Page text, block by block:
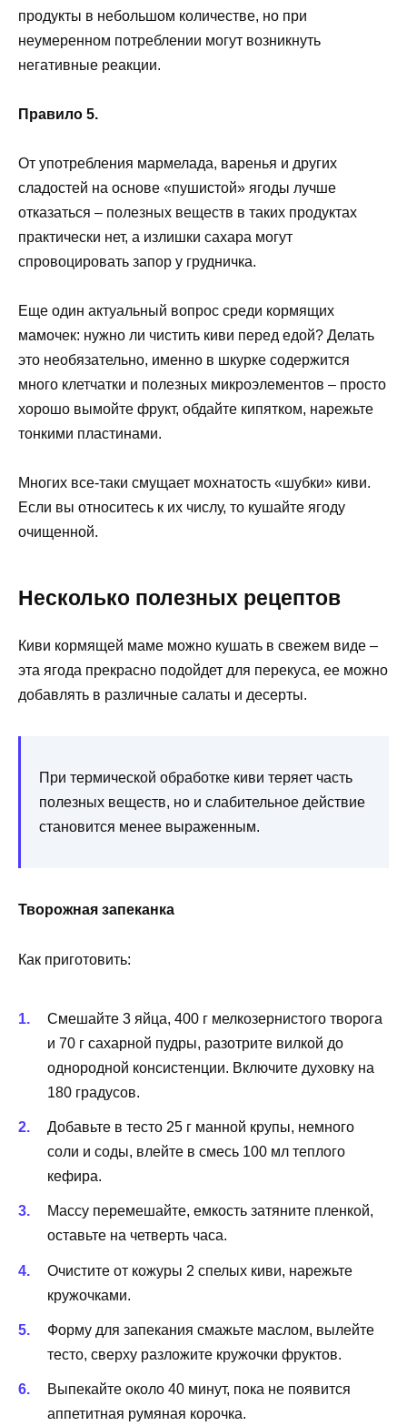
продукты в небольшом количестве, но при
неумеренном потреблении могут возникнуть
негативные реакции.
Правило 5.
От употребления мармелада, варенья и других
сладостей на основе «пушистой» ягоды лучше
отказаться – полезных веществ в таких продуктах
практически нет, а излишки сахара могут
спровоцировать запор у грудничка.
Еще один актуальный вопрос среди кормящих
мамочек: нужно ли чистить киви перед едой? Делать
это необязательно, именно в шкурке содержится
много клетчатки и полезных микроэлементов – просто
хорошо вымойте фрукт, обдайте кипятком, нарежьте
тонкими пластинами.
Многих все-таки смущает мохнатость «шубки» киви.
Если вы относитесь к их числу, то кушайте ягоду
очищенной.
Несколько полезных рецептов
Киви кормящей маме можно кушать в свежем виде –
эта ягода прекрасно подойдет для перекуса, ее можно
добавлять в различные салаты и десерты.
При термической обработке киви теряет часть
полезных веществ, но и слабительное действие
становится менее выраженным.
Творожная запеканка
Как приготовить:
Смешайте 3 яйца, 400 г мелкозернистого творога
и 70 г сахарной пудры, разотрите вилкой до
однородной консистенции. Включите духовку на
180 градусов.
Добавьте в тесто 25 г манной крупы, немного
соли и соды, влейте в смесь 100 мл теплого
кефира.
Массу перемешайте, емкость затяните пленкой,
оставьте на четверть часа.
Очистите от кожуры 2 спелых киви, нарежьте
кружочками.
Форму для запекания смажьте маслом, вылейте
тесто, сверху разложите кружочки фруктов.
Выпекайте около 40 минут, пока не появится
аппетитная румяная корочка.